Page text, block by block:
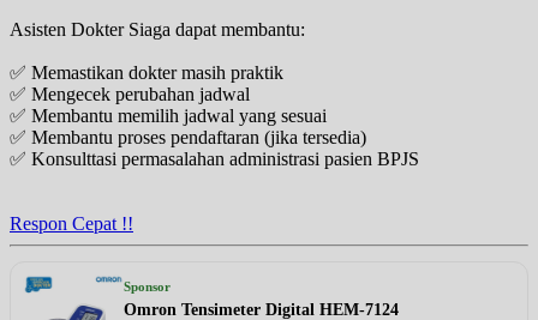
EKSEKUTIF
Jumat, 14/08/2026
Jam 12:00 - 14:00
EKSEKUTIF
Sabtu, 15/08/2026
Jam 12:00 - 14:00
Asisten Dokter Siaga dapat membantu:
✅ Memastikan dokter masih praktik
✅ Mengecek perubahan jadwal
✅ Membantu memilih jadwal yang sesuai
✅ Membantu proses pendaftaran (jika tersedia)
✅ Konsulttasi permasalahan administrasi pasien BPJS
Respon Cepat !!
Sponsor
Omron Tensimeter Digital HEM-7124